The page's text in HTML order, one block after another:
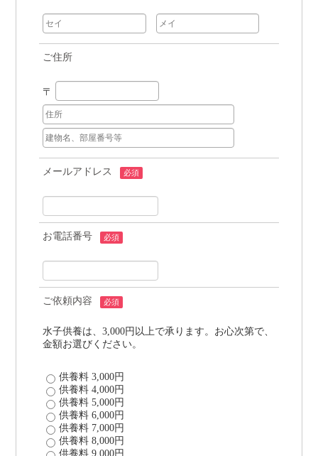
ご住所
〒
メールアドレス 必須
お電話番号 必須
ご依頼内容 必須
水子供養は、3,000円以上で承ります。お心次第で、
金額お選びください。
供養料 3,000円
供養料 4,000円
供養料 5,000円
供養料 6,000円
供養料 7,000円
供養料 8,000円
供養料 9,000円